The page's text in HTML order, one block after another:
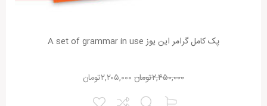
پک کامل گرامر این یوز A set of grammar in use
تومان۲,۴۵۰,۰۰۰ تومان۲,۲۰۵,۰۰۰